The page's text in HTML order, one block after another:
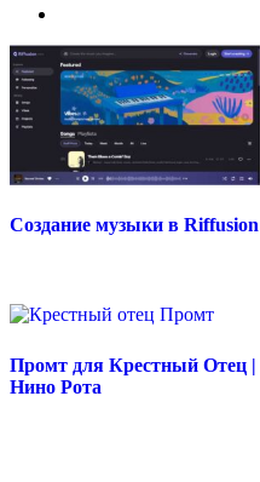
Создание музыки в Riffusion
Промт для Крестный Отец |
Нино Рота